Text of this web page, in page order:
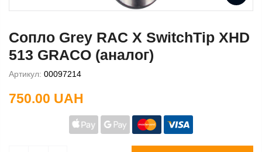
Сопло Grey RAC X SwitchTip XHD
513 GRACO (аналог)
Артикул: 00097214
750.00 UAH